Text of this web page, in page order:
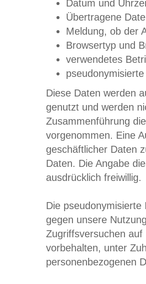
Datum und
Übertragene
Meldung, ob der
Browsertyp und
verwendetes
Diese Daten werden
genutzt und werden
Zusammenführung
vorgenommen. Eine
geschäftlicher Daten
Daten. Die Angabe
ausdrücklich freiwillig.
Die
gegen unsere
Zugriffsversuchen
vorbehalten, unter
personenbezogenen